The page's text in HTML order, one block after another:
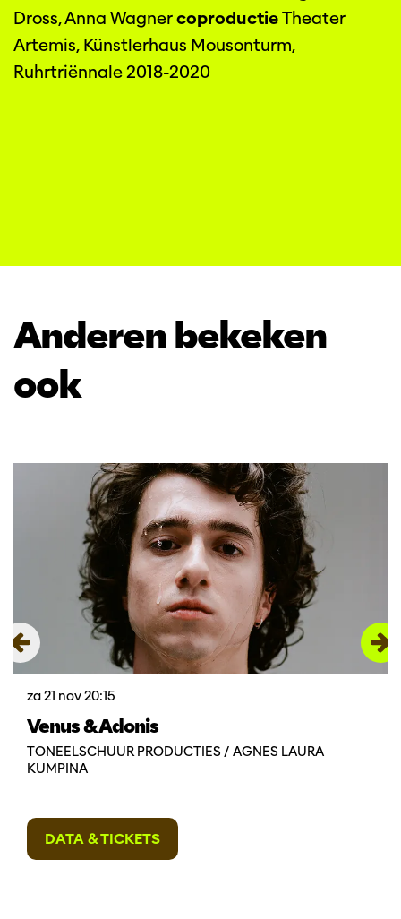
Dross, Anna WagnercoproductieTheater
Artemis, Künstlerhaus Mousonturm,
Ruhrtriënnale 2018-2020
Anderen bekeken
ook
Venus & Adonis
TONEELSCHUUR PRODUCTIES / AGNES LAURA
KUMPINA
za 21 nov20:15
DATA & TICKETS